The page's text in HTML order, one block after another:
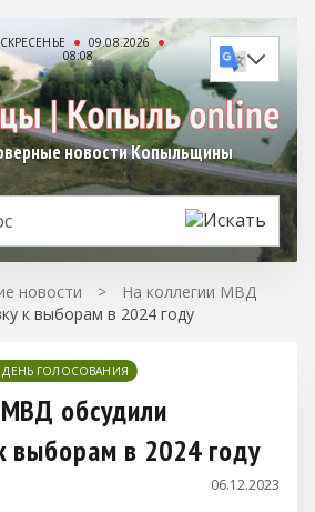
09.08.2026
08:08
новости Копыльщины
новости >
На коллегии МВД
к выборам в 2024 году
ГОЛОСОВАНИЯ
обсудили
выборам в 2024 году
06.12.2023